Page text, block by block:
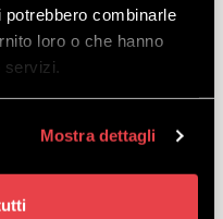
combinarle
loro o che hanno
servizi.
Mostra dettagli
zaspokoją